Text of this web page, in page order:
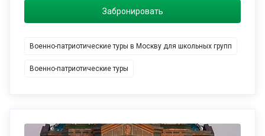
прекрасное время для прогулок по золотому лесу и
посещения осенних ярмарок.
для экскурсий, транспорт для перемещения по городу и
питание во время пребывания в городе в соответствии с
Забронировать
Военно-патриотические туры в Москву для школьных групп
Военно-патриотические туры